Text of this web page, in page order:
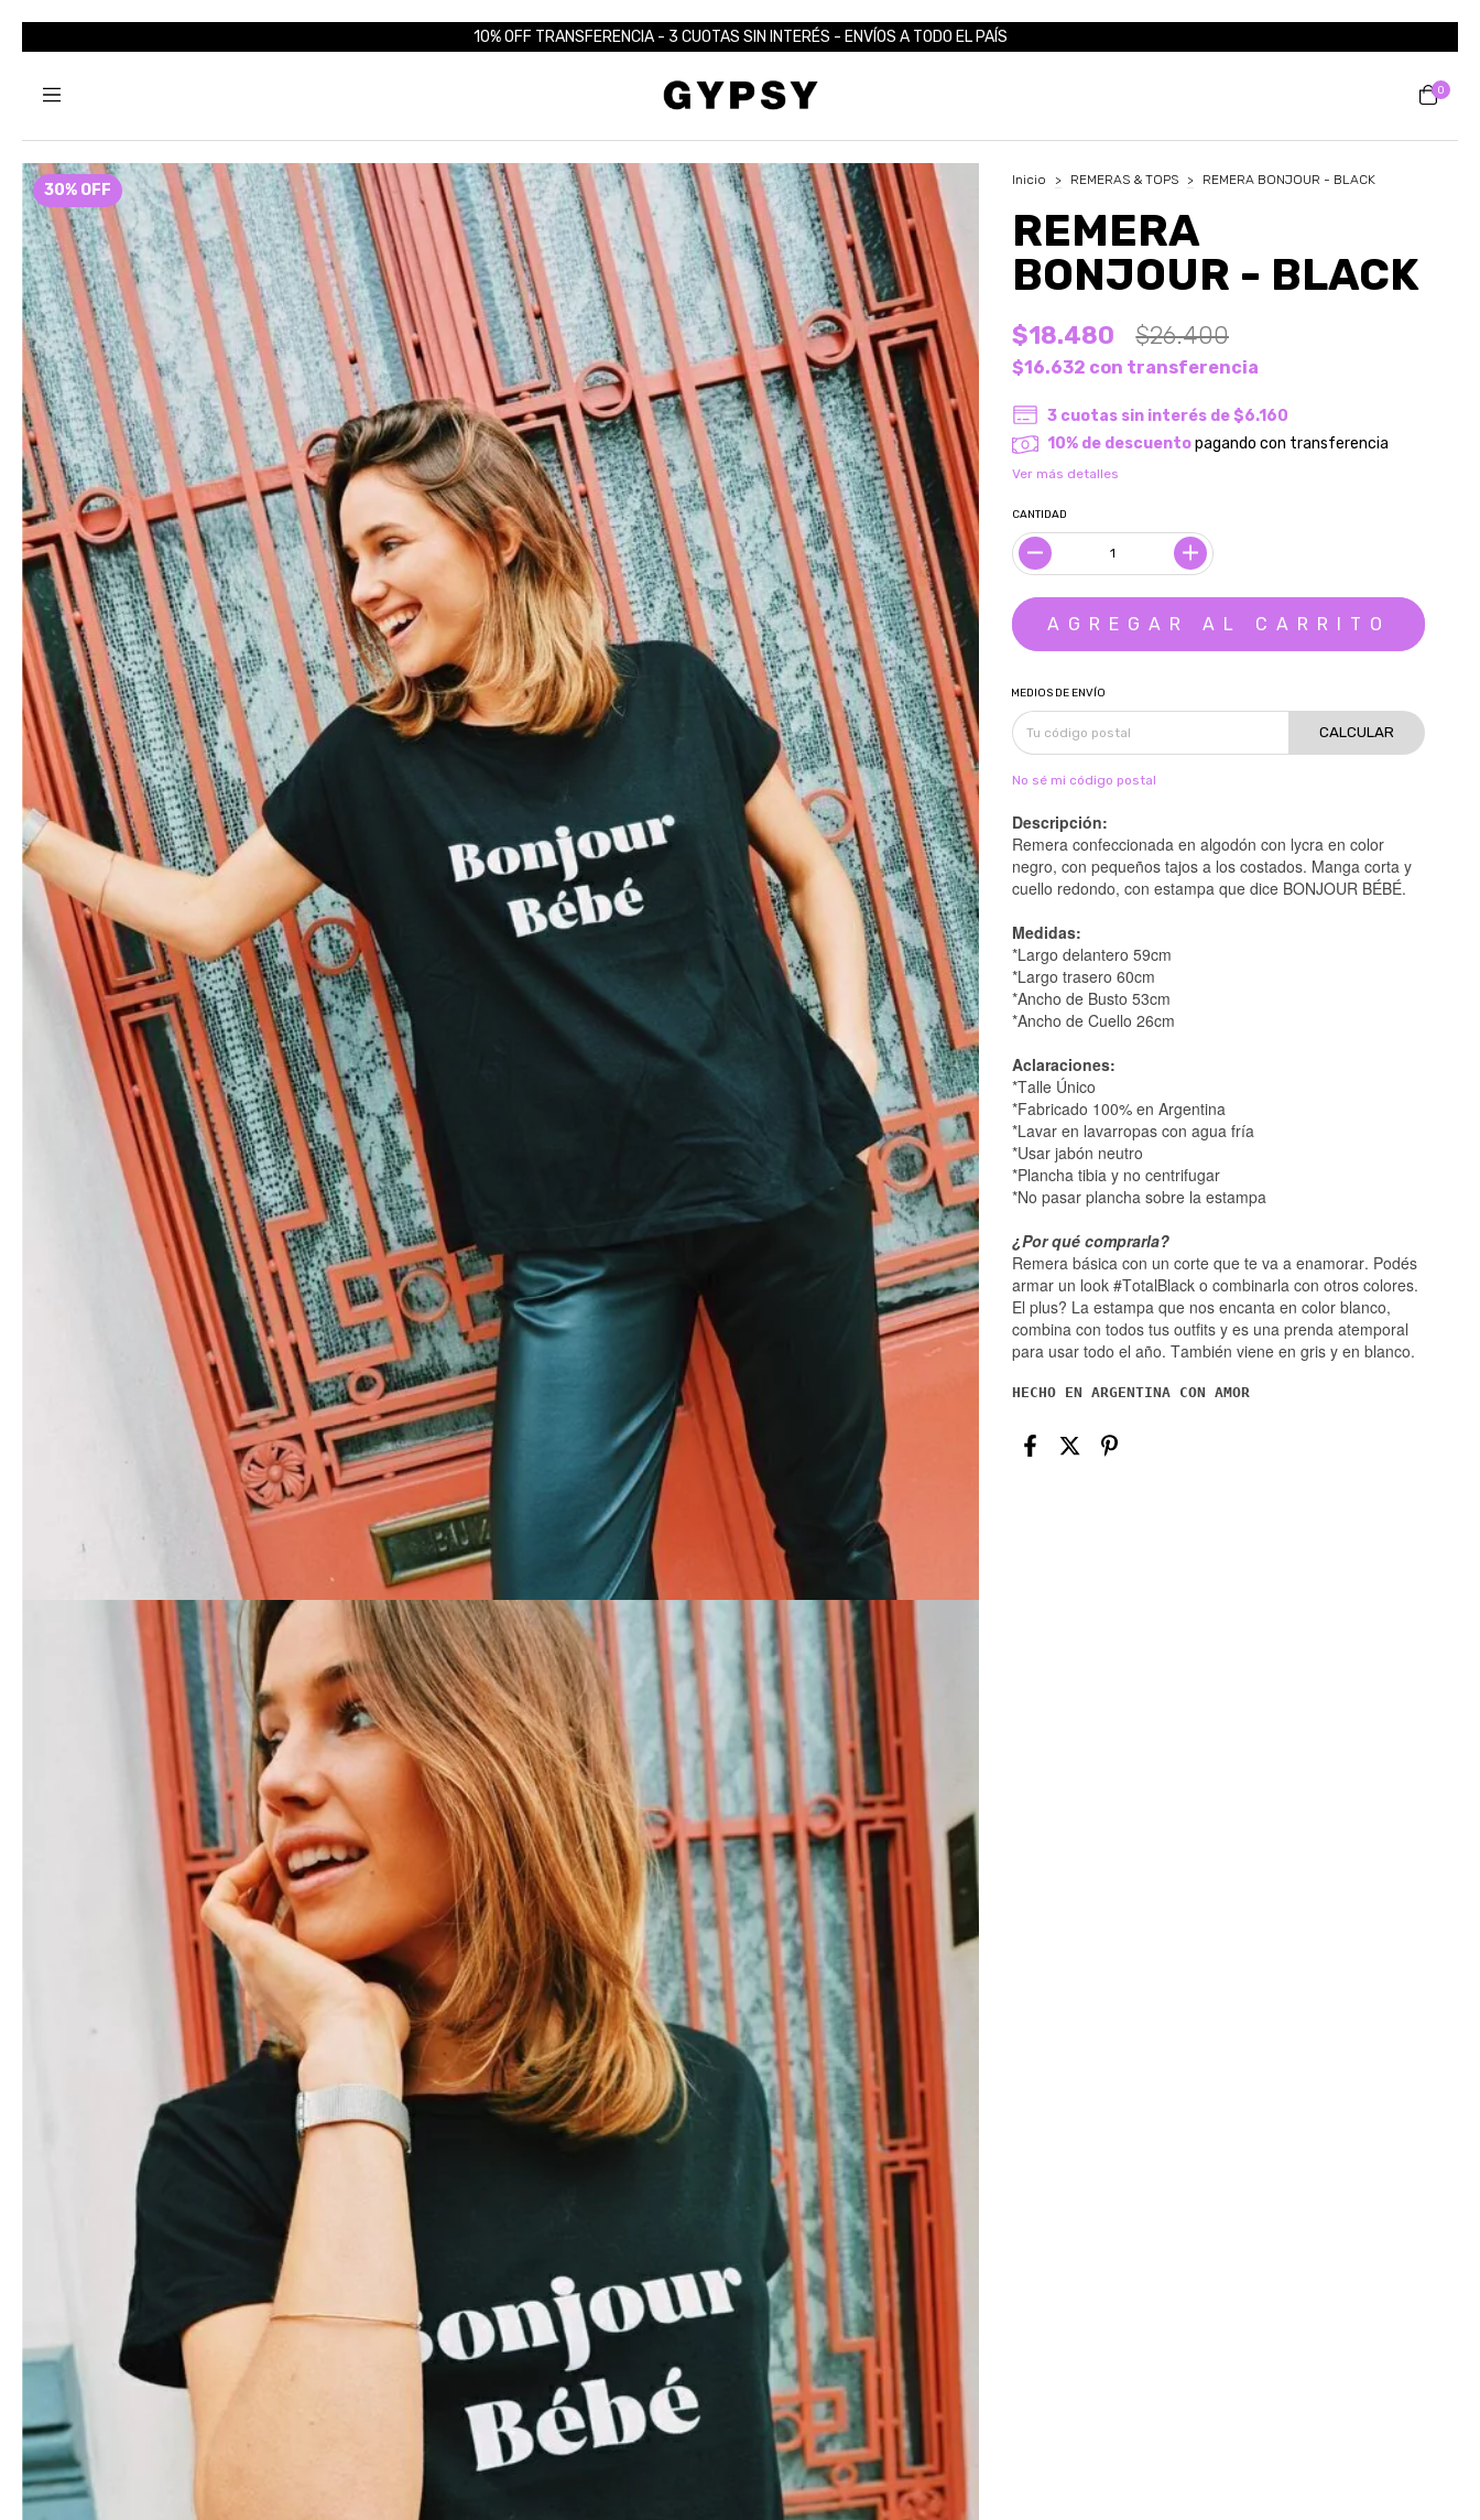
10% OFF TRANSFERENCIA - 3 CUOTAS SIN INTERÉS - ENVÍOS A TODO EL PAÍS
0
30% OFF
Inicio > REMERAS & TOPS > REMERA BONJOUR - BLACK
REMERA
BONJOUR - BLACK
$18.480 $26.400
$16.632 con transferencia
3 cuotas sin interés de$6.160
10% de descuentopagando con transferencia
Ver más detalles
CANTIDAD
MEDIOS DE ENVÍO
CALCULAR
No sé mi código postal
Descripción:
Remera confeccionada en algodón con lycra en color
negro, con pequeños tajos a los costados. Manga corta y
cuello redondo, con estampa que dice BONJOUR BÉBÉ.
Medidas:
*Largo delantero 59cm
*Largo trasero 60cm
*Ancho de Busto 53cm
*Ancho de Cuello 26cm
Aclaraciones:
*Talle Único
*Fabricado 100% en Argentina
*Lavar en lavarropas con agua fría
*Usar jabón neutro
*Plancha tibia y no centrifugar
*No pasar plancha sobre la estampa
¿Por qué comprarla?
Remera básica con un corte que te va a enamorar. Podés
armar un look #TotalBlack o combinarla con otros colores.
El plus? La estampa que nos encanta en color blanco,
combina con todos tus outfits y es una prenda atemporal
para usar todo el año. También viene en gris y en blanco.
HECHO EN ARGENTINA CON AMOR